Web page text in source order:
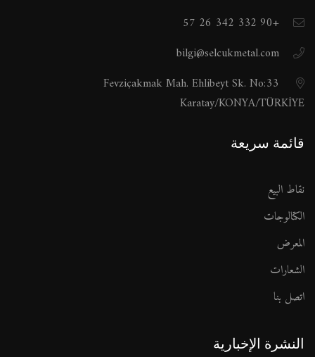
+90 332 342 26 57
bilgi@selcukmetal.com
Fevziçakmak Mah. Ehlibeyt Sk. No:33
Karatay/KONYA/TÜRKİYE
قائمة سريعة
نقاط البيع
الكتالوجات
المعرض
الشعارات
اتصل بنا
النشرة الإخبارية